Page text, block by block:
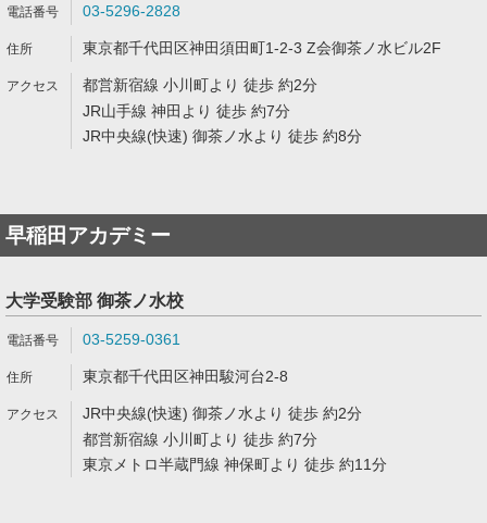
03-5296-2828
東京都千代田区神田須田町1-2-3 Z会御茶ノ水ビル2F
都営新宿線 小川町より 徒歩 約2分
JR山手線 神田より 徒歩 約7分
JR中央線(快速) 御茶ノ水より 徒歩 約8分
早稲田アカデミー
大学受験部 御茶ノ水校
03-5259-0361
東京都千代田区神田駿河台2-8
JR中央線(快速) 御茶ノ水より 徒歩 約2分
都営新宿線 小川町より 徒歩 約7分
東京メトロ半蔵門線 神保町より 徒歩 約11分